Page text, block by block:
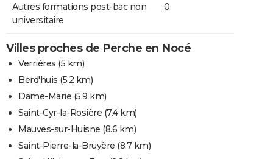
Autres formations post-bac non
universitaire
0
Villes proches de Perche en Nocé
Verrières (5 km)
Berd'huis (5.2 km)
Dame-Marie (5.9 km)
Saint-Cyr-la-Rosière (7.4 km)
Mauves-sur-Huisne (8.6 km)
Saint-Pierre-la-Bruyère (8.7 km)